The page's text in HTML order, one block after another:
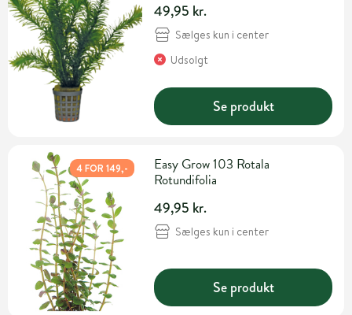
49,95 kr.
Sælges kun i center
Udsolgt
Se produkt
4 FOR 149,-
Easy Grow 103 Rotala
Rotundifolia
49,95 kr.
Sælges kun i center
Se produkt